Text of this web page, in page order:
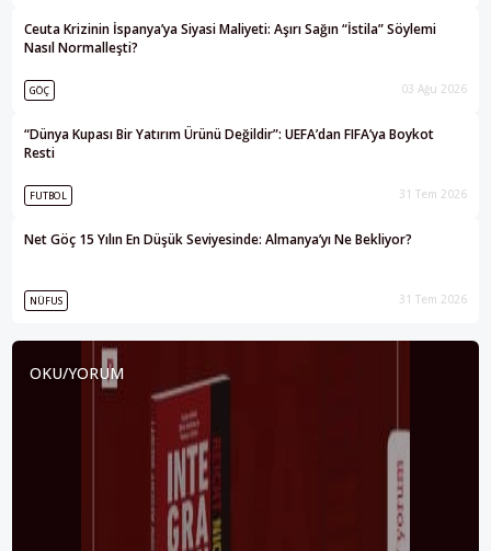
Ceuta Krizinin İspanya’ya Siyasi Maliyeti: Aşırı Sağın “İstila” Söylemi
Nasıl Normalleşti?
GÖÇ 03 Ağu 2026
“Dünya Kupası Bir Yatırım Ürünü Değildir”: UEFA’dan FIFA’ya Boykot
Resti
FUTBOL 31 Tem 2026
Net Göç 15 Yılın En Düşük Seviyesinde: Almanya’yı Ne Bekliyor?
NÜFUS 31 Tem 2026
OKU/YORUM